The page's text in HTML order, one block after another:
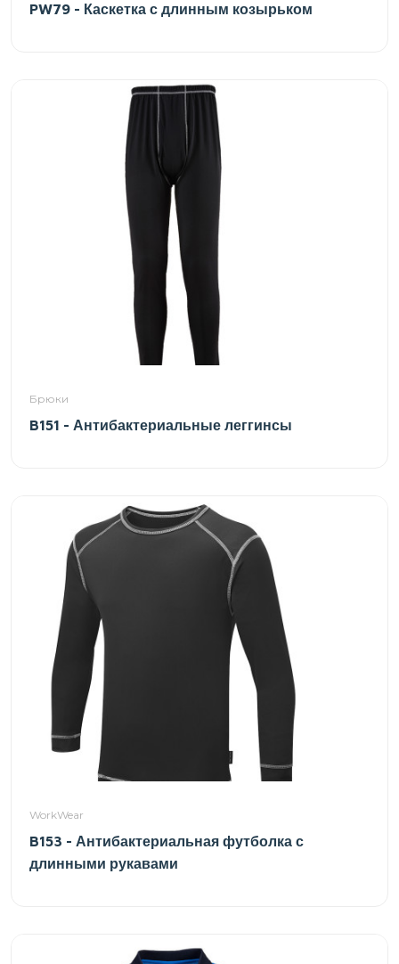
PW79 - Каскетка с длинным козырьком
Брюки
B151 - Антибактериальные леггинсы
WorkWear
B153 - Антибактериальная футболка с
длинными рукавами